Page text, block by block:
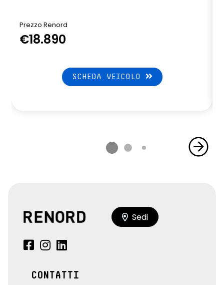
Prezzo Renord
€18.890
SCHEDA VEICOLO
Sedi
CONTATTI